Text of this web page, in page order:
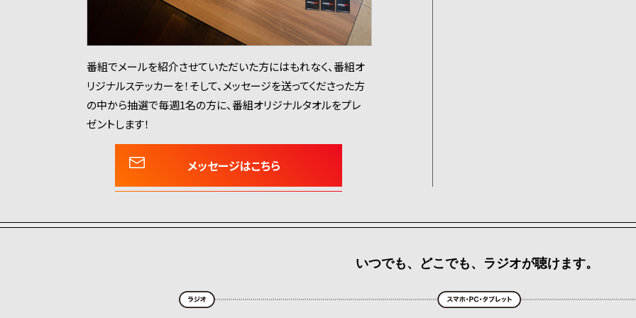
番組でメールを紹介させていただいた方にはもれなく、番組オ
リジナルステッカーを！そして、メッセージを送ってくださった方
の中から抽選で毎週1名の方に、番組オリジナルタオルをプレ
ゼントします！
いつでも、どこでも、ラジオが聴けます。